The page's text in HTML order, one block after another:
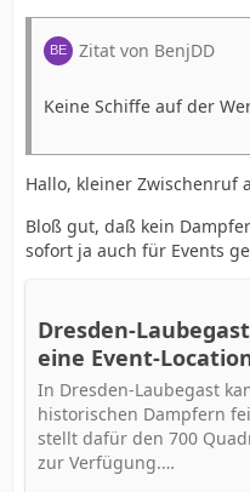
Zitat von BenjDD
Keine Schiffe auf der
Hallo, kleiner Zwischenruf
Bloß gut, daß kein
sofort ja auch für Events
Dresden-
eine Event-
In Dresden-Laubegast
historischen Dampfern
stellt dafür den 700
zur Verfügung.…